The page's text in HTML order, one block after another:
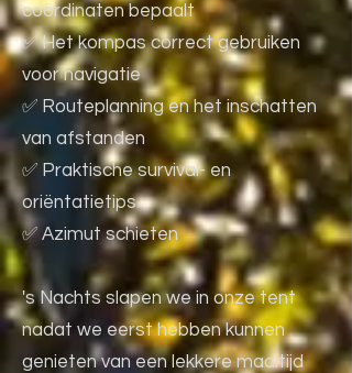
coördinaten bepaalt
✅ Het kompas correct gebruiken
voor navigatie
✅ Routeplanning en het inschatten
van afstanden
✅ Praktische survival- en
oriëntatietips
✅ Azimut schieten
's Nachts slapen we in onze tent
nadat we eerst hebben kunnen
genieten van een lekkere maaltijd